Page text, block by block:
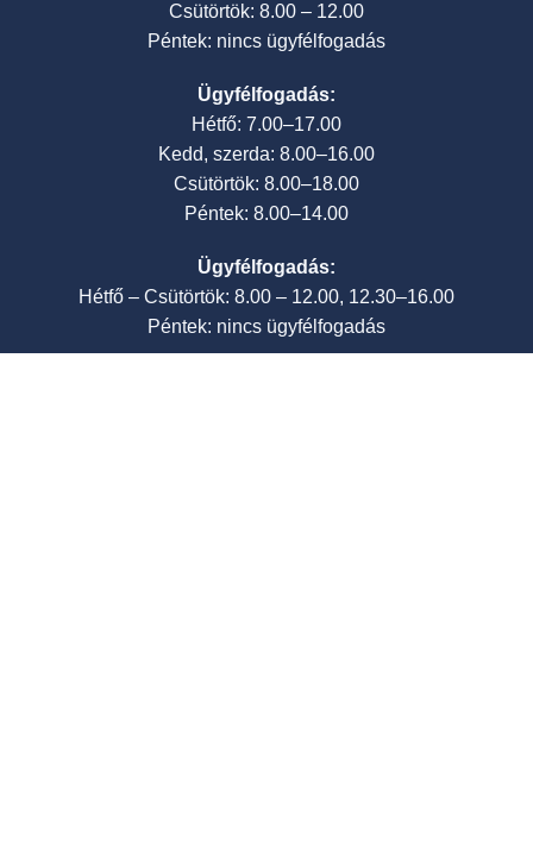
Csütörtök: 8.00 – 12.00
Péntek: nincs ügyfélfogadás
Ügyfélfogadás:
Hétfő: 7.00–17.00
Kedd, szerda: 8.00–16.00
Csütörtök: 8.00–18.00
Péntek: 8.00–14.00
Ügyfélfogadás:
Hétfő – Csütörtök: 8.00 – 12.00, 12.30–16.00
Péntek: nincs ügyfélfogadás